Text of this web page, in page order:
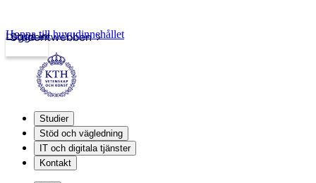
Studentwebben
Logga in
Hoppa till huvudinnehållet
Studier
Stöd och vägledning
IT och digitala tjänster
Kontakt